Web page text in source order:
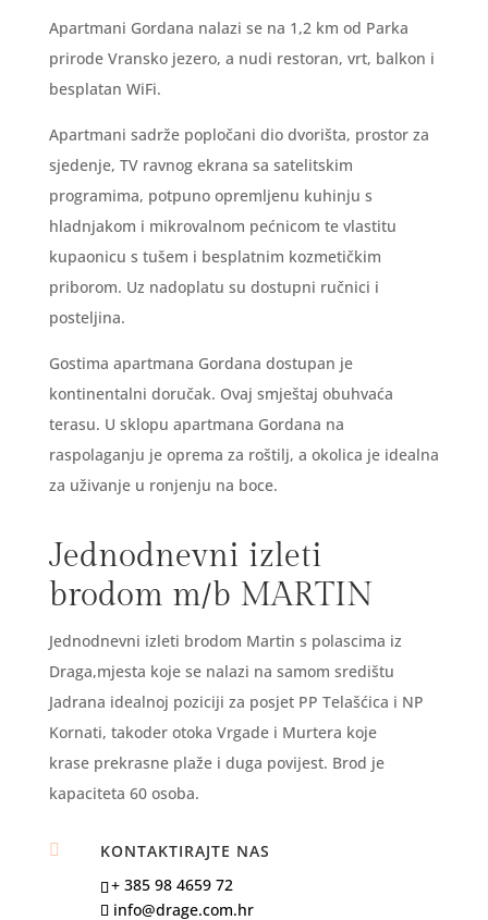
Apartmani Gordana nalazi se na 1,2 km od Parka
prirode Vransko jezero, a nudi restoran, vrt, balkon i
besplatan WiFi.
Apartmani sadrže popločani dio dvorišta, prostor za
sjedenje, TV ravnog ekrana sa satelitskim
programima, potpuno opremljenu kuhinju s
hladnjakom i mikrovalnom pećnicom te vlastitu
kupaonicu s tušem i besplatnim kozmetičkim
priborom. Uz nadoplatu su dostupni ručnici i
posteljina.
Gostima apartmana Gordana dostupan je
kontinentalni doručak. Ovaj smještaj obuhvaća
terasu. U sklopu apartmana Gordana na
raspolaganju je oprema za roštilj, a okolica je idealna
za uživanje u ronjenju na boce.
Jednodnevni izleti
brodom m/b MARTIN
Jednodnevni izleti brodom Martin s polascima iz
Draga,mjesta koje se nalazi na samom središtu
Jadrana idealnoj poziciji za posjet PP Telašćica i NP
Kornati, takoder otoka Vrgade i Murtera koje
krase prekrasne plaže i duga povijest. Brod je
kapaciteta 60 osoba.

KONTAKTIRAJTE NAS
+ 385 98 4659 72
info@drage.com.hr